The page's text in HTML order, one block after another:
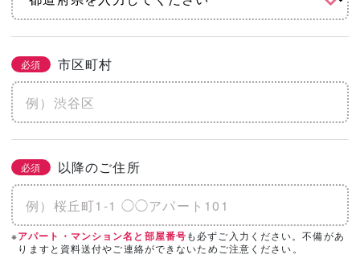
必須 市区町村
必須 以降のご住所
※アパート・マンション名と部屋番号も必ずご入力ください。不備があ
りますと資料送付やご連絡ができないためご注意ください。